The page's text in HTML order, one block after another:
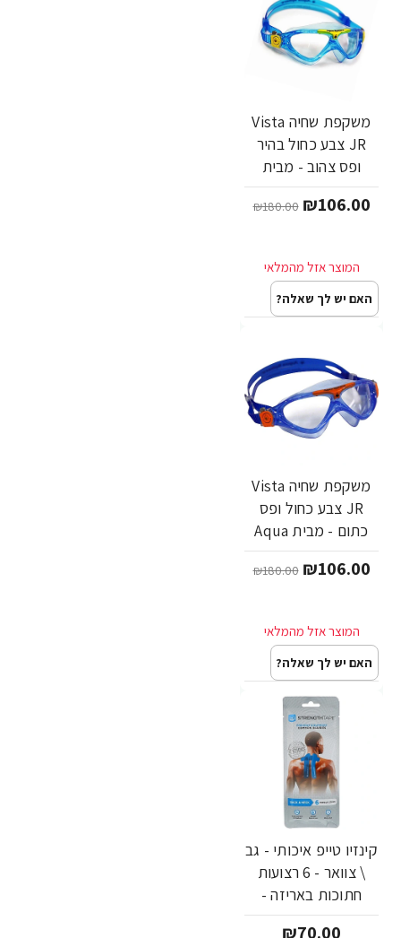
משקפת שחיה Vista
JR צבע כחול בהיר
ופס צהוב - מבית
Aqua Sphere
₪106.00
₪180.00
האם יש לך שאלה?
משקפת שחיה Vista
JR צבע כחול ופס
כתום - מבית Aqua
Sphere
₪106.00
₪180.00
האם יש לך שאלה?
קינזיו טייפ איכותי - גב
\ צוואר - 6 רצועות
חתוכות באריזה -
מבית Strengthtape
₪70.00